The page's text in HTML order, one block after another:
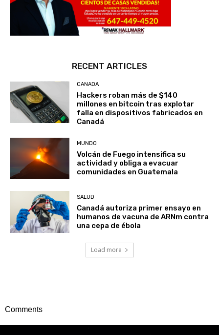
RECENT ARTICLES
CANADA
Hackers roban más de $140
millones en bitcoin tras explotar
falla en dispositivos fabricados en
Canadá
MUNDO
Volcán de Fuego intensifica su
actividad y obliga a evacuar
comunidades en Guatemala
SALUD
Canadá autoriza primer ensayo en
humanos de vacuna de ARNm contra
una cepa de ébola
Load more
Comments